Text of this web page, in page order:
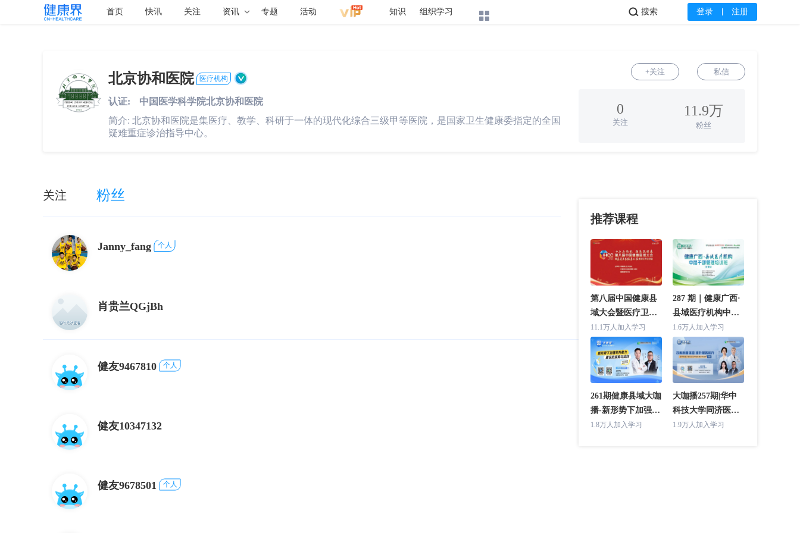
首页 快讯 关注 资讯 专题 活动 知识 组织学习 登录 注册
搜索
北京协和医院 医疗机构
+关注 私信
认证:
中国医学科学院北京协和医院
简介: 北京协和医院是集医疗、教学、科研于一体的现代化综合三级甲等医院，是国家卫生健康委指定的全国
疑难重症诊治指导中心。
0
关注
11.9万
粉丝
关注 粉丝
Janny_fang 个人
肖贵兰QGjBh
健友9467810 个人
健友10347132
健友9678501 个人
推荐课程
第八届中国健康县
域大会暨医疗卫生
强基工程推进工作
交流会 主论坛
11.1万人加入学习
287 期｜健康广西·
县域医疗机构中层
干部管理培训班(合
浦站)
1.6万人加入学习
261期健康县域大咖
播-新形势下加强专
科能力建设的探索
1.8万人加入学习
大咖播257期|华中
科技大学同济医学
院附属协和医院专
1.9万人加入学习